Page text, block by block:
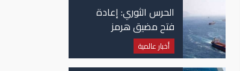
الحرس الثوري: إعادة
فتح مضيق هرمز
مرهونة بقبول واشنطن
الكامل لشروط طهران
أخبار عالمية